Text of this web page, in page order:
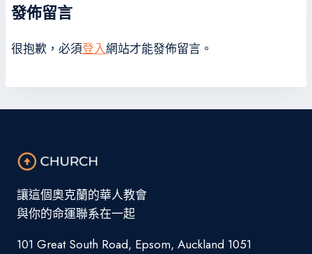
發佈留言
很抱歉，必須登入網站才能發佈留言。
讓這個奧克蘭的華人教會
與你的命運聯系在一起
101 Great South Road, Epsom, Auckland 1051